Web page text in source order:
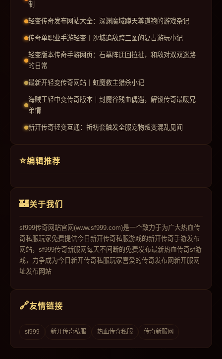
制
轻变传奇发布网站大全：深渊魔域蹲天尊道袍的游戏杂记
传奇单职业手游轻变｜沙城追敌跨三图的复古游玩小记
轻变版本传奇手游网页：石墓阵迂回拉扯，和敌对双双迷路
的日常
最新开轻变传奇网站｜虹魔教主猎杀小记
海贼王轻中变传奇版本｜封魔谷残血偶遇，解锁传奇最暖兄
弟情
新开传奇轻变互通：祈祷套触发全服宠物叛变混乱见闻
编辑推荐
关于我们
sf999传奇网站官网(www.sf999.com)是一个致力于为广大热血传
奇私服玩家免费提供今日新开传奇私服游戏的新开传奇手游发布
网站，sf999传奇新服网每天不间断的免费发布最新热血传奇sf游
戏，力争成为今日新开传奇私服玩家喜爱的传奇发布网新开服网
址发布网站
友情链接
sf999 新开传奇私服 热血传奇私服 传奇新服网